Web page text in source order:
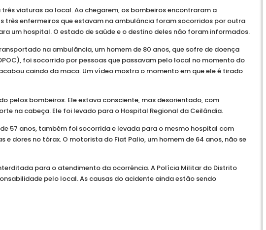
três viaturas ao local. Ao chegarem, os bombeiros encontraram a
três enfermeiros que estavam na ambulância foram socorridos por outra
um hospital. O estado de saúde e o destino deles não foram informados.
na ambulância, um homem de 80 anos, que sofre de doença
foi socorrido por pessoas que passavam pelo local no momento do
caindo da maca. Um vídeo mostra o momento em que ele é tirado
pelos bombeiros. Ele estava consciente, mas desorientado, com
na cabeça. Ele foi levado para o Hospital Regional da Ceilândia.
57 anos, também foi socorrida e levada para o mesmo hospital com
e dores no tórax. O motorista do Fiat Palio, um homem de 64 anos, não se
para o atendimento da ocorrência. A Polícia Militar do Distrito
pelo local. As causas do acidente ainda estão sendo